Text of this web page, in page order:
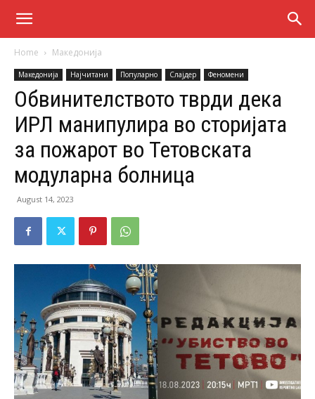
Home Македонија
Македонија Најчитани Популарно Слајдер Феномени
Обвинителството тврди дека
ИРЛ манипулира во сторијата
за пожарот во Тетовската
модуларна болница
August 14, 2023